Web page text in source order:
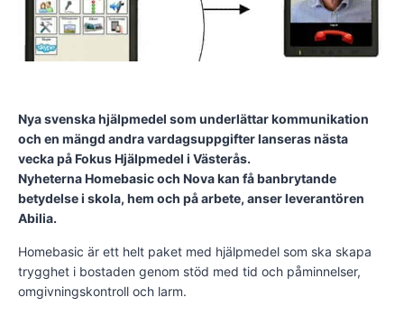
Nya svenska hjälpmedel som underlättar kommunikation
och en mängd andra vardagsuppgifter lanseras nästa
vecka på Fokus Hjälpmedel i Västerås.
Nyheterna Homebasic och Nova kan få banbrytande
betydelse i skola, hem och på arbete, anser leverantören
Abilia.
Homebasic är ett helt paket med hjälpmedel som ska skapa
trygghet i bostaden genom stöd med tid och påminnelser,
omgivningskontroll och larm.